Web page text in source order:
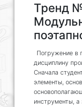
Тренд
Погружение в
дисциплину
Сначала
элементы,
инструменты, а